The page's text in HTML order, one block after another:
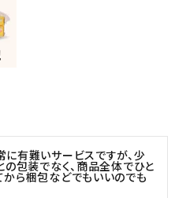
有難いサービスですが、少
の包装でなく、商品全体でひと
ら梱包などでもいいのでも